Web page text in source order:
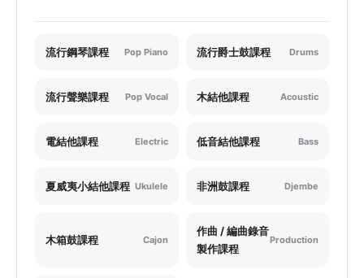
流行鋼琴課程 Pop Piano 流行爵士鼓課程 Drums
流行聲樂課程 Pop Vocal 木結他課程 Acoustic
電結他課程 Electric 低音結他課程 Bass
夏威夷小結他課程 Ukulele 非洲鼓課程 Djembe
木箱鼓課程 Cajon
作曲 / 編曲錄音
製作課程
Production